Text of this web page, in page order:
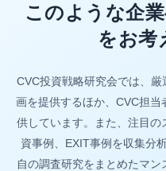
このような企
をお考
CVC投資戦略研究会では、
画を提供するほか、CVC担
供しています。また、注目
資事例、EXIT事例を収集分
自の調査研究をまとめたマ